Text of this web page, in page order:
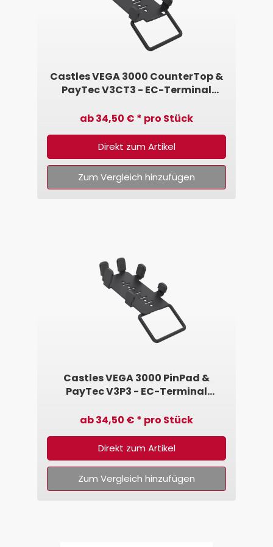
Castles VEGA 3000 CounterTop &
PayTec V3CT3 - EC-Terminal
ab 34,50 € * pro Stück
Direkt zum Artikel
Zum Vergleich hinzufügen
Castles VEGA 3000 PinPad &
PayTec V3P3 - EC-Terminal
ab 34,50 € * pro Stück
Direkt zum Artikel
Zum Vergleich hinzufügen